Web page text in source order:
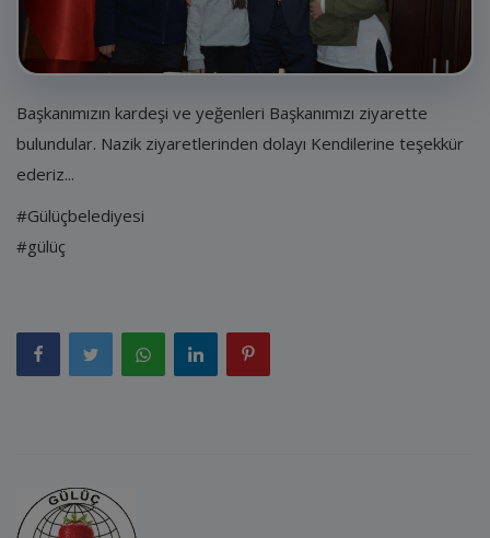
İletişim
Giriş
Kayıt
Başkanımızın kardeşi ve yeğenleri Başkanımızı ziyarette
bulundular. Nazik ziyaretlerinden dolayı Kendilerine teşekkür
ederiz...
#Gülüçbelediyesi
#gülüç